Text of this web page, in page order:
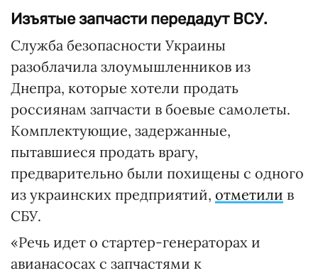
Изъятые запчасти передадут ВСУ.
Служба безопасности Украины
разоблачила злоумышленников из
Днепра, которые хотели продать
россиянам запчасти в боевые самолеты.
Комплектующие, задержанные,
пытавшиеся продать врагу,
предварительно были похищены с одного
из украинских предприятий, отметили в
СБУ.
«Речь идет о стартер-генераторах и
авианасосах с запчастями к